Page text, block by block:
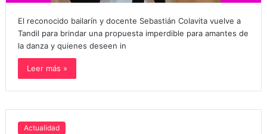
El reconocido bailarín y docente Sebastián Colavita vuelve a
Tandil para brindar una propuesta imperdible para amantes de
la danza y quienes deseen in
Leer más »
Actualidad